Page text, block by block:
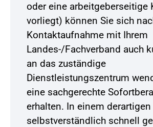
oder eine arbeitgeberseitige
vorliegt) können Sie sich
Kontaktaufnahme mit Ihrem
Landes-/Fachverband auch
an das zuständige
Dienstleistungszentrum
eine sachgerechte
erhalten. In einem
selbstverständlich schnell